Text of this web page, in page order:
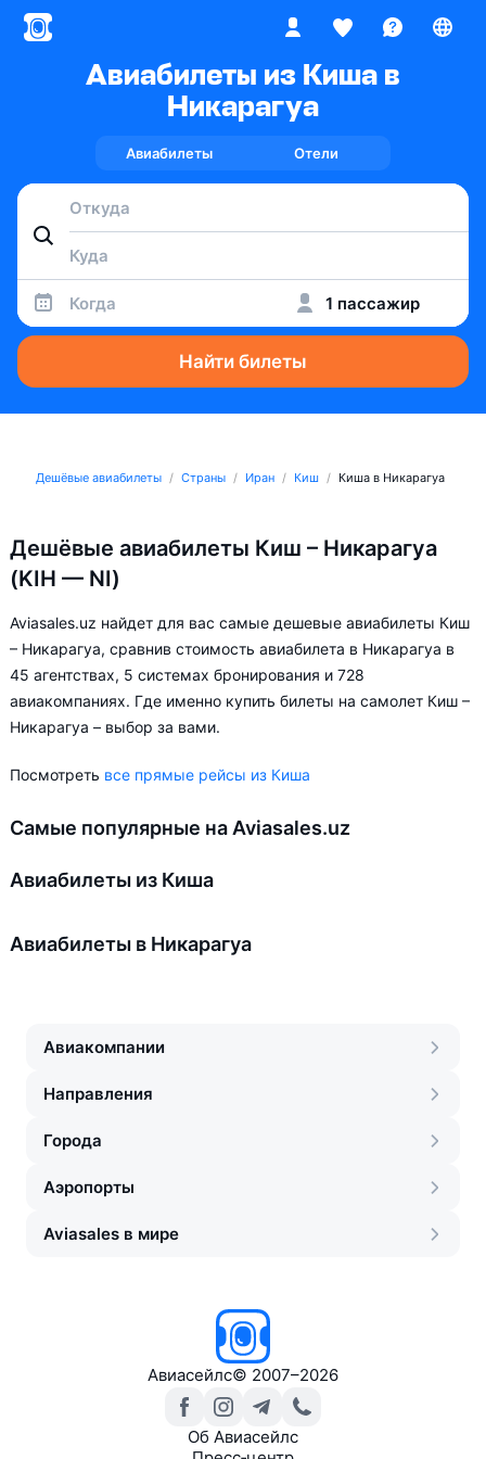
Авиабилеты из Киша в
Никарагуа
Авиабилеты Отели
Когда 1 пассажир
Найти билеты
Дешёвые авиабилеты Страны Иран Киш Киша в Никарагуа
Дешёвые авиабилеты Киш – Никарагуа
(KIH — NI)
Aviasales.uz найдет для вас самые дешевые авиабилеты Киш
– Никарагуа, сравнив стоимость авиабилета в Никарагуа в
45 агентствах, 5 системах бронирования и 728
авиакомпаниях. Где именно купить билеты на самолет Киш –
Никарагуа – выбор за вами.
Посмотреть все прямые рейсы из Киша
Самые популярные на Aviasales.uz
Авиабилеты из Киша
Авиабилеты в Никарагуа
Авиакомпании
Направления
Города
Аэропорты
Aviasales в мире
Авиасейлс© 2007–2026
Об Авиасейлс